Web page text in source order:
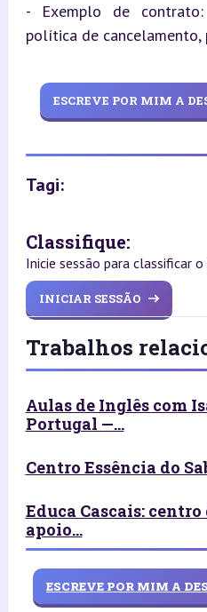
- Exemplo de
política de cancelamento,
ESCREVE POR MIM A
Tagi:
Classifique:
Inicie sessão para classificar
INICIAR SESSÃO
Trabalhos
Aulas de Inglês com
Portugal —...
Centro Essência do
Educa Cascais:
apoio...
ESCREVE POR MIM A